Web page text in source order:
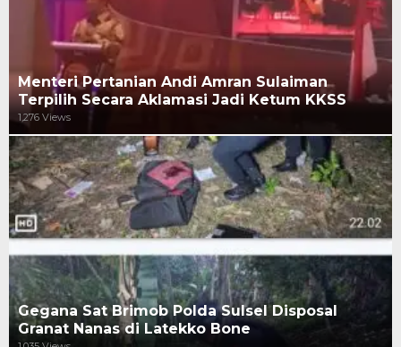
Menteri Pertanian Andi Amran Sulaiman
Terpilih Secara Aklamasi Jadi Ketum KKSS
1,276 Views
Gegana Sat Brimob Polda Sulsel Disposal
Granat Nanas di Latekko Bone